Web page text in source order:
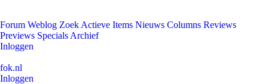
Forum Weblog Zoek Actieve Items Nieuws Columns Reviews
Previews Specials Archief
Inloggen
fok.nl
Inloggen